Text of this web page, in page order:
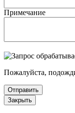
Примечание
Пожалуйста,
Отправить
Закрыть